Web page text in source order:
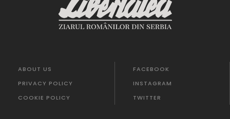
ABOUT US
PRIVACY POLICY
COOKIE POLICY
FACEBOOK
INSTAGRAM
TWITTER